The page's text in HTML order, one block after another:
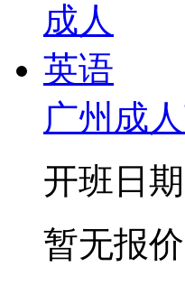
广州成
开班日
暂无报价